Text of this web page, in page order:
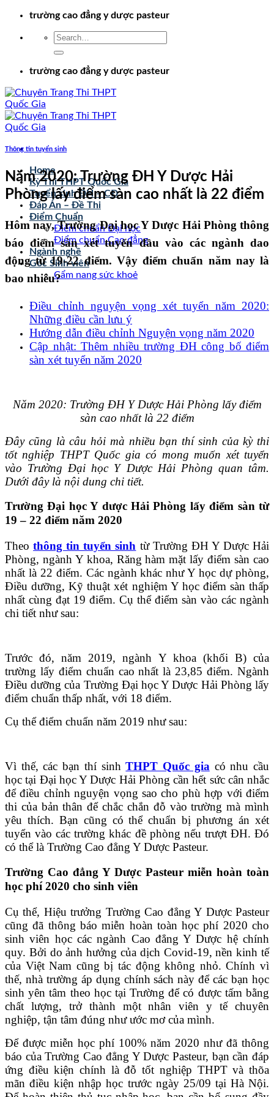
Chuyểntrường cao đẳng y dược pasteur
trường cao đẳng y dược pasteur
Home
Kỳ Thi THPT Quốc Gia
Tuyển sinh ĐH – CĐ
Đáp Án – Đề Thi
Điểm Chuẩn
Điểm chuẩn Đại học
Điểm chuẩn Cao đẳng
Ngành nghề
Góc Sinh viên
Cẩm nang sức khoẻ
Thông tin tuyển sinh
Năm 2020: Trường ĐH Y Dược Hải
Phòng lấy điểm sàn cao nhất là 22 điểm
Hôm nay, Trường Đại học Y Dược Hải Phòng thông
báo điểm sàn xét tuyển đầu vào các ngành dao
động từ 19-22 điểm. Vậy điểm chuẩn năm nay là
bao nhiêu?
Điều chỉnh nguyện vọng xét tuyển năm 2020:
Những điều cần lưu ý
Hướng dẫn điều chỉnh Nguyện vọng năm 2020
Cập nhật: Thêm nhiều trường ĐH công bố điểm
sàn xét tuyển năm 2020
Năm 2020: Trường ĐH Y Dược Hải Phòng lấy điểm
sàn cao nhất là 22 điểm
Đây cũng là câu hỏi mà nhiều bạn thí sinh của kỳ thi
tốt nghiệp THPT Quốc gia có mong muốn xét tuyển
vào Trường Đại học Y Dược Hải Phòng quan tâm.
Dưới đây là nội dung chi tiết.
Trường Đại học Y dược Hải Phòng lấy điểm sàn từ
19 – 22 điểm năm 2020
Theothông tin tuyển sinh từ Trường ĐH Y Dược Hải
Phòng, ngành Y khoa, Răng hàm mặt lấy điểm sàn cao
nhất là 22 điểm. Các ngành khác như Y học dự phòng,
Điều dưỡng, Kỹ thuật xét nghiệm Y học điểm sàn thấp
nhất cùng đạt 19 điểm. Cụ thể điểm sàn vào các ngành
chi tiết như sau:
Trước đó, năm 2019, ngành Y khoa (khối B) của
trường lấy điểm chuẩn cao nhất là 23,85 điểm. Ngành
Điều dưỡng của Trường Đại học Y Dược Hải Phòng lấy
điểm chuẩn thấp nhất, với 18 điểm.
Cụ thể điểm chuẩn năm 2019 như sau:
Vì thế, các bạn thí sinhTHPT Quốc gia có nhu cầu
học tại Đại học Y Dược Hải Phòng cần hết sức cân nhắc
để điều chỉnh nguyện vọng sao cho phù hợp với điểm
thi của bản thân để chắc chắn đỗ vào trường mà mình
yêu thích. Bạn cũng có thể chuẩn bị phương án xét
tuyển vào các trường khác đề phòng nếu trượt ĐH. Đó
có thể là Trường Cao đẳng Y Dược Pasteur.
Trường Cao đẳng Y Dược Pasteur miễn hoàn toàn
học phí 2020 cho sinh viên
Cụ thể, Hiệu trưởng Trường Cao đẳng Y Dược Pasteur
cũng đã thông báo miễn hoàn toàn học phí 2020 cho
sinh viên học các ngành Cao đẳng Y Dược hệ chính
quy. Bởi do ảnh hưởng của dịch Covid-19, nền kinh tế
của Việt Nam cũng bị tác động không nhỏ. Chính vì
thế, nhà trường áp dụng chính sách này để các bạn học
sinh yên tâm theo học tại Trường để có được tấm bằng
chất lượng, trở thành một nhân viên y tế chuyên
nghiệp, tận tâm đúng như ước mơ của mình.
Để được miễn học phí 100% năm 2020 như đã thông
báo của Trường Cao đẳng Y Dược Pasteur, bạn cần đáp
ứng điều kiện chính là đỗ tốt nghiệp THPT và thõa
mãn điều kiện nhập học trước ngày 25/09 tại Hà Nội.